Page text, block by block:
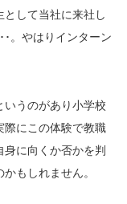
して当社に来社し
･。やはりインターン
うのがあり小学校
際にこの体験で教職
に向くか否かを判
もしれません。